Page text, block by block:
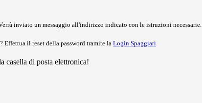
inviato un messaggio all'indirizzo indicato con le istruzioni necessarie.
Effettua il reset della password tramite la Login Spaggiari
casella di posta elettronica!